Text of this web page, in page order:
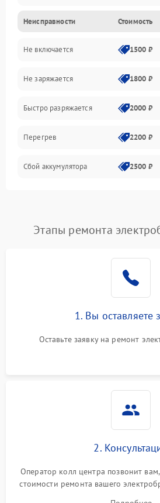
Неисправности Стоимость
Не включается 1500 ₽
Не заряжается 1800 ₽
Быстро разряжается 2000 ₽
Перегрев 2200 ₽
Сбой аккумулятора 2500 ₽
Этапы ремонта
1. Вы оставляете
Оставьте заявку на ремонт
2.
Оператор колл центра позвонит
стоимости ремонта вашего